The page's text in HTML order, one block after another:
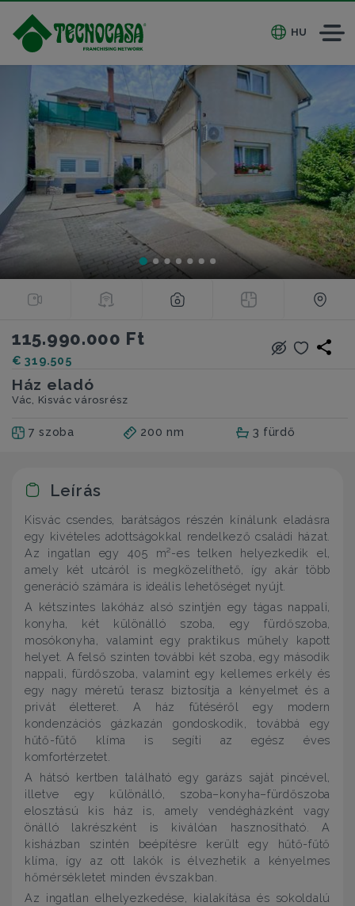
HU
115.990.000 Ft
€ 319.505
Ház eladó
Vác, Kisvác városrész
7 szoba 200 nm 3 fürdő
Leírás
Kisvác csendes, barátságos részén kínálunk eladásra
egy kivételes adottságokkal rendelkező családi házat.
Az ingatlan egy 405 m²-es telken helyezkedik el,
amely két utcáról is megközelíthető, így akár több
generáció számára is ideális lehetőséget nyújt.
A kétszintes lakóház alsó szintjén egy tágas nappali,
konyha, két különálló szoba, egy fürdőszoba,
mosókonyha, valamint egy praktikus műhely kapott
helyet. A felső szinten további két szoba, egy második
nappali, fürdőszoba, valamint egy kellemes erkély és
egy nagy méretű terasz biztosítja a kényelmet és a
privát életteret. A ház fűtéséről egy modern
kondenzációs gázkazán gondoskodik, továbbá egy
hűtő-fűtő klíma is segíti az egész éves
komfortérzetet.
A hátsó kertben található egy garázs saját pincével,
illetve egy különálló, szoba–konyha–fürdőszoba
elosztású kis ház is, amely vendégházként vagy
önálló lakrészként is kiválóan hasznosítható. A
kisházban szintén beépítésre került egy hűtő-fűtő
klíma, így az ott lakók is élvezhetik a kényelmes
hőmérsékletet minden évszakban.
Az ingatlan elhelyezkedése, kialakítása és sokoldalú